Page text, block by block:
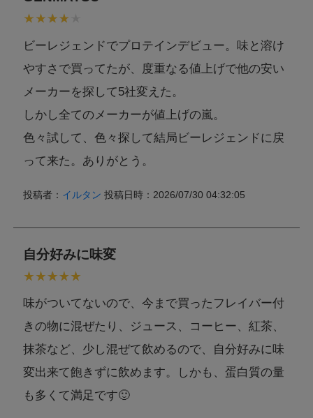
ビーレジェンドでプロテインデビュー。味と溶け
やすさで買ってたが、度重なる値上げで他の安い
メーカーを探して5社変えた。
しかし全てのメーカーが値上げの嵐。
色々試して、色々探して結局ビーレジェンドに戻
って来た。ありがとう。
投稿者： イルタン 投稿日時：2026/07/30 04:32:05
自分好みに味変
味がついてないので、今まで買ったフレイバー付
きの物に混ぜたり、ジュース、コーヒー、紅茶、
抹茶など、少し混ぜて飲めるので、自分好みに味
変出来て飽きずに飲めます。しかも、蛋白質の量
も多くて満足です🙂